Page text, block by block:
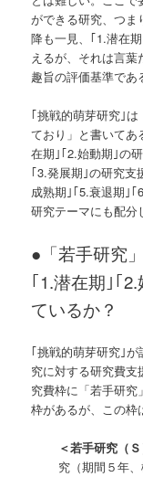
ができる研究、つま
降も一見、｢1.潜在
えるが、それは言
趣旨の評価基準であ
｢挑戦的萌芽研究｣
ており」と書いてあ
在期｣｢2.始動期｣の
｢3.発展期｣の研究支
成熟期｣｢5.衰退期｣
研究テーマにも配分
● 「若手研究
｢1.潜在期｣｢
ているか？
｢挑戦的萌芽研究｣
究に対する研究費
究費枠に「若手研
枠があるが、この枠
＜若手研究（Ｓ
究（期間５年